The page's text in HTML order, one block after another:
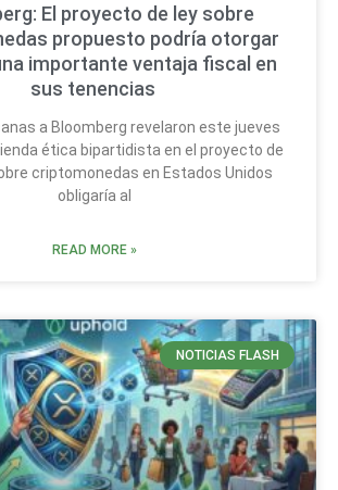
El proyecto de ley sobre
propuesto podría otorgar
importante ventaja fiscal en
sus tenencias
a Bloomberg revelaron este jueves
ética bipartidista en el proyecto de
criptomonedas en Estados Unidos
obligaría al
READ MORE »
NOTICIAS FLASH